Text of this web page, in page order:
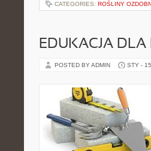
CATEGORIES: ROŚLINY
EDUKACJA DLA
POSTED BY ADMIN STY -